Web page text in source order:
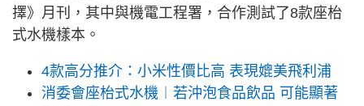
擇》月刊，其中與機電工程署，合作測試了8款座枱
式水機樣本。
4款高分推介：小米性價比高 表現媲美飛利浦
消委會座枱式水機︱若沖泡食品飲品 可能顯著